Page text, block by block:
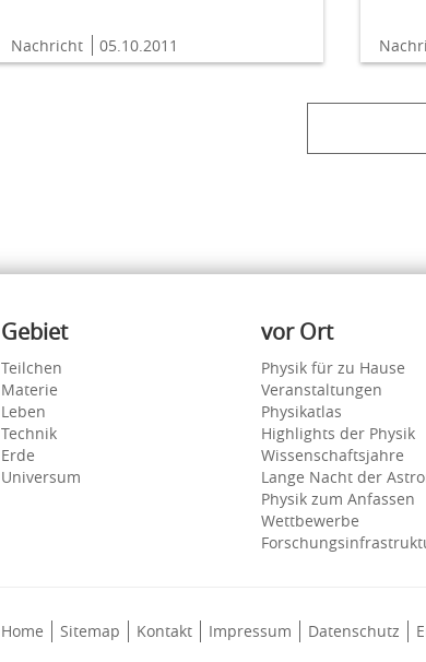
Nachricht 05.10.2011
Inhalte
Gebiet
Teilchen
Materie
Leben
Technik
Erde
Universum
vor Ort
Physik für zu Hause
Veranstaltungen
Physikatlas
Highlights der Physik
Wissenschaftsjahre
Lange Nacht der
Physik zum Anfassen
Wettbewerbe
Home Sitemap Kontakt Impressum Datenschutz